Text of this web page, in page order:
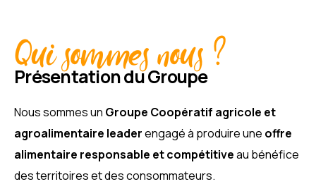
Qui sommes nous ?
Présentation du Groupe
Nous sommes un Groupe Coopératif agricole et
agroalimentaire leaderengagé à produire une offre
alimentaire responsable et compétitiveau bénéfice
des territoires et des consommateurs.